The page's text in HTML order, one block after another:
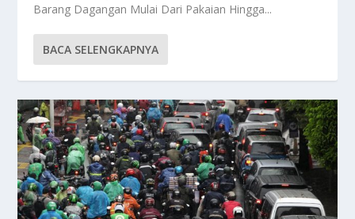
Barang Dagangan Mulai Dari Pakaian Hingga...
BACA SELENGKAPNYA